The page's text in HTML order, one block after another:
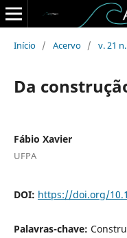
Início / Acervo / v. 21
Da
Fábio Xavier
UFPA
DOI: https://doi.org/
Palavras-chave: